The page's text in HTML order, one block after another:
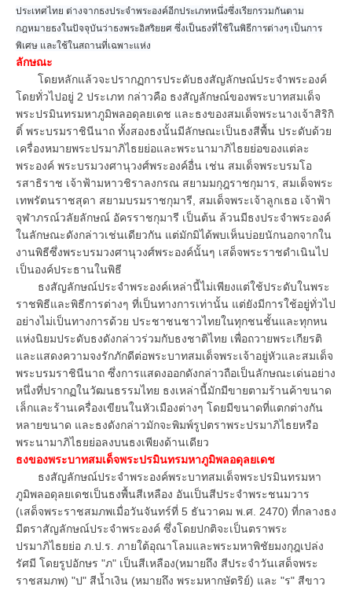
ประเทศไทย ต่างจากธงประจำพระองค์อีกประเภทหนึ่งซึ่งเรียกรวมกันตาม
กฎหมายธงในปัจจุบันว่าธงพระอิสริยยศ ซึ่งเป็นธงที่ใช้ในพิธีการต่างๆ เป็นการ
พิเศษ และใช้ในสถานที่เฉพาะแห่ง
ลักษณะ
โดยหลักแล้วจะปรากฏการประดับธงสัญลักษณ์ประจำพระองค์
โดยทั่วไปอยู่ 2 ประเภท กล่าวคือ ธงสัญลักษณ์ของพระบาทสมเด็จ
พระปรมินทรมหาภูมิพลอดุลยเดช และธงของสมเด็จพระนางเจ้าสิริกิ
ติ์ พระบรมราชินีนาถ ทั้งสองธงนั้นมีลักษณะเป็นธงสีพื้น ประดับด้วย
เครื่องหมายพระปรมาภิไธยย่อและพระนามาภิไธยย่อของแต่ละ
พระองค์ พระบรมวงศานุวงศ์พระองค์อื่น เช่น สมเด็จพระบรมโอ
รสาธิราช เจ้าฟ้ามหาวชิราลงกรณ สยามมกุฎราชกุมาร, สมเด็จพระ
เทพรัตนราชสุดา สยามบรมราชกุมารี, สมเด็จพระเจ้าลูกเธอ เจ้าฟ้า
จุฬาภรณ์วลัยลักษณ์ อัครราชกุมารี เป็นต้น ล้วนมีธงประจำพระองค์
ในลักษณะดังกล่าวเช่นเดียวกัน แต่มักมิได้พบเห็นบ่อยนักนอกจากใน
งานพิธีซึ่งพระบรมวงศานุวงศ์พระองค์นั้นๆ เสด็จพระราชดำเนินไป
เป็นองค์ประธานในพิธี
ธงสัญลักษณ์ประจำพระองค์เหล่านี้ไม่เพียงแต่ใช้ประดับในพระ
ราชพิธีและพิธีการต่างๆ ที่เป็นทางการเท่านั้น แต่ยังมีการใช้อยู่ทั่วไป
อย่างไม่เป็นทางการด้วย ประชาชนชาวไทยในทุกชนชั้นและทุกหน
แห่งนิยมประดับธงดังกล่าวร่วมกับธงชาติไทย เพื่อถวายพระเกียรติ
และแสดงความจงรักภักดีต่อพระบาทสมเด็จพระเจ้าอยู่หัวและสมเด็จ
พระบรมราชินีนาถ ซึ่งการแสดงออกดังกล่าวถือเป็นลักษณะเด่นอย่าง
หนึ่งที่ปรากฏในวัฒนธรรมไทย ธงเหล่านี้มักมีขายตามร้านค้าขนาด
เล็กและร้านเครื่องเขียนในหัวเมืองต่างๆ โดยมีขนาดที่แตกต่างกัน
หลายขนาด และธงดังกล่าวมักจะพิมพ์รูปตราพระปรมาภิไธยหรือ
พระนามาภิไธยย่อลงบนธงเพียงด้านเดียว
ธงของพระบาทสมเด็จพระปรมินทรมหาภูมิพลอดุลยเดช
ธงสัญลักษณ์ประจำพระองค์พระบาทสมเด็จพระปรมินทรมหา
ภูมิพลอดุลยเดชเป็นธงพื้นสีเหลือง อันเป็นสีประจำพระชนมวาร
(เสด็จพระราชสมภพเมื่อวันจันทร์ที่ 5 ธันวาคม พ.ศ. 2470) ที่กลางธง
มีตราสัญลักษณ์ประจำพระองค์ ซึ่งโดยปกติจะเป็นตราพระ
ปรมาภิไธยย่อ ภ.ป.ร. ภายใต้อุณาโลมและพระมหาพิชัยมงกุฎเปล่ง
รัศมี โดยรูปอักษร "ภ" เป็นสีเหลือง(หมายถึง สีประจำวันเสด็จพระ
ราชสมภพ) "ป" สีน้ำเงิน (หมายถึง พระมหากษัตริย์) และ "ร" สีขาว